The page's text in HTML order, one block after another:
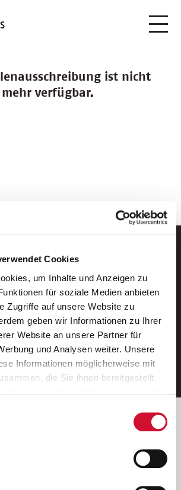
Cookies
um Inhalte und Anzeigen zu
für soziale Medien anbieten
Zugriffe auf unsere Website zu
geben wir Informationen zu Ihrer
Website an unsere Partner für
und Analysen weiter. Unsere
Informationen möglicherweise mit
die Sie ihnen bereitgestellt
zulassen“ klicken, so stimmen
sämtlicher Cookies zu. Sie können
jederzeit widerrufen,
Einstellungen aufrufen und diese
ist nicht
mehr verfügbar.
Stellen per E-Mail.
Service von AWO
Jobs.
E-Mail-Adresse eintragen
des AWO Bezirksverbandes Unterfranken